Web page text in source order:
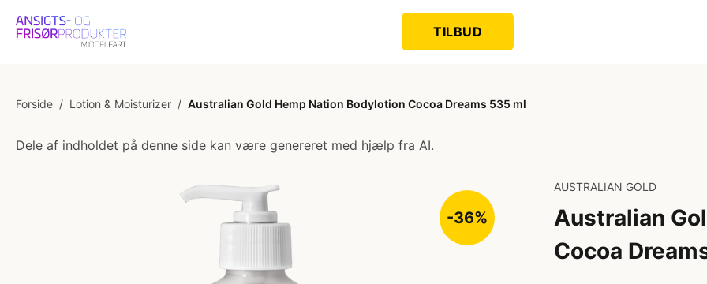
TILBUD
Forside / Lotion & Moisturizer / Australian Gold Hemp Nation Bodylotion Cocoa Dreams 535 ml
Dele af indholdet på denne side kan være genereret med hjælp fra AI.
-36%
AUSTRALIAN GOLD
Australian
Cocoa